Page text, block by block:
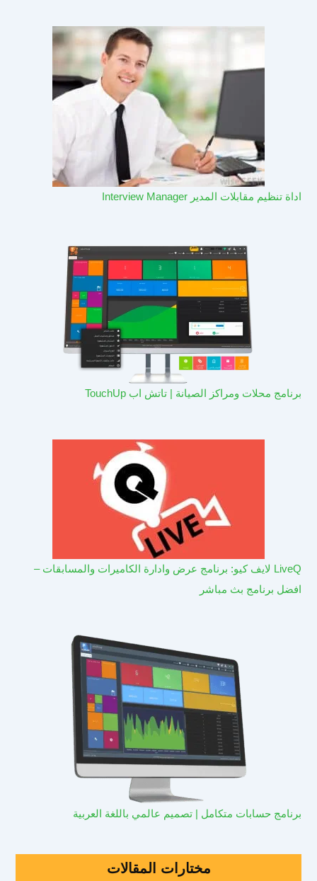
اداة تنظيم مقابلات المدير Interview Manager
برنامج محلات ومراكز الصيانة | تاتش اب TouchUp
LiveQ لايف كيو: برنامج عرض وادارة الكاميرات والمسابقات –
افضل برنامج بث مباشر
برنامج حسابات متكامل | تصميم عالمي باللغة العربية
مختارات المقالات